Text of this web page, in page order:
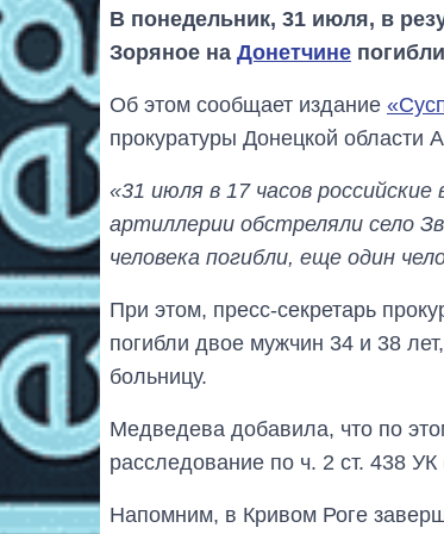
В понедельник, 31 июля, в
Зоряное на Донетчине
Об этом сообщает издание
прокуратуры Донецкой области
«31 июля в 17 часов
артиллерии обстреляли село
человека погибли, еще один
При этом, пресс-секретарь
погибли двое мужчин 34 и 38
больницу.
Медведева добавила, что по
расследование по ч. 2 ст. 438
Напомним, в Кривом Роге